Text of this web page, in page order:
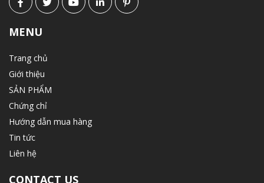
MENU
Trang chủ
Giới thiệu
SẢN PHẨM
Chứng chỉ
Hướng dẫn mua hàng
Tin tức
Liên hệ
CONTACT US